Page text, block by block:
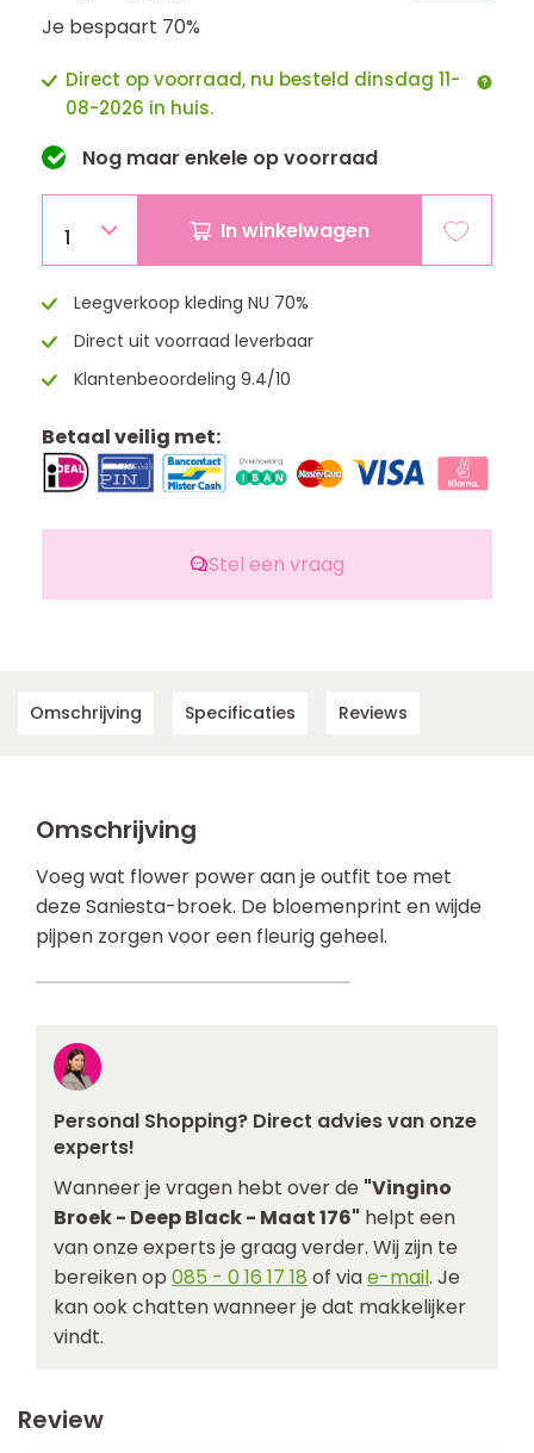
Je bespaart 70%
Direct op voorraad, nu besteld dinsdag 11-
08-2026 in huis.
Nog maar enkele op voorraad
1 In winkelwagen
Leegverkoop kleding NU 70%
Direct uit voorraad leverbaar
Klantenbeoordeling 9.4/10
Betaal veilig met:
Stel een vraag
Omschrijving Specificaties Reviews
Omschrijving
Voeg wat flower power aan je outfit toe met
deze Saniesta-broek. De bloemenprint en wijde
pijpen zorgen voor een fleurig geheel.
Personal Shopping? Direct advies van onze
experts!
Wanneer je vragen hebt over de "Vingino
Broek - Deep Black - Maat 176" helpt een
van onze experts je graag verder. Wij zijn te
bereiken op 085 - 0 16 17 18 of viae-mail. Je
kan ook chatten wanneer je dat makkelijker
vindt.
Review